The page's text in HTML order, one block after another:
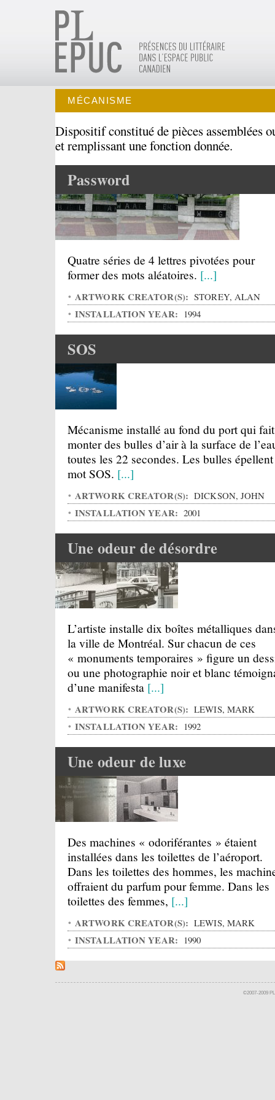
MÉCANISME
Dispositif constitué de pièces assemblées
et remplissant une fonction donnée.
Password
Quatre séries de 4 lettres pivotées pour
former des mots aléatoires. [...]
ARTWORK CREATOR(S): STOREY, ALAN
INSTALLATION YEAR: 1994
SOS
Mécanisme installé au fond du port qui fait
monter des bulles d’air à la surface de
toutes les 22 secondes. Les bulles
mot SOS. [...]
ARTWORK CREATOR(S): DICKSON, JOHN
INSTALLATION YEAR: 2001
Une odeur de désordre
L’artiste installe dix boîtes métalliques
la ville de Montréal. Sur chacun de ces
« monuments temporaires » figure un
ou une photographie noir et blanc
d’une manifesta [...]
ARTWORK CREATOR(S): LEWIS, MARK
INSTALLATION YEAR: 1992
Une odeur de luxe
Des machines « odoriférantes » étaient
installées dans les toilettes de l’aéroport.
Dans les toilettes des hommes, les
offraient du parfum pour femme. Dans les
toilettes des femmes, [...]
ARTWORK CREATOR(S): LEWIS, MARK
INSTALLATION YEAR: 1990
©2007-2009